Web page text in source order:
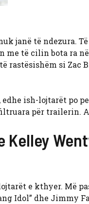
janë të ndezura.
me të cilin bota ra
rastësishëm si Zac
ish-lojtarët po
për trailerin.
Kelley
e kthyer. Më
Idol” dhe Jimmy